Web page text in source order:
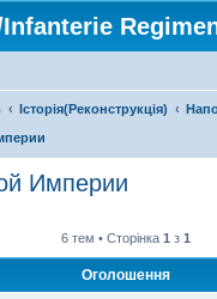
Infanterie
Історiя(Реконструкція)
Империи
6 тем • Сторінка 1 з 1
Оголошення